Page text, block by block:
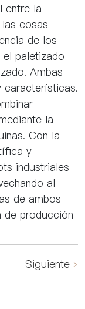
entre la
cosas
de los
paletizado
Ambas
características.
la
Con la
y
industriales
al
de ambos
de producción
Siguiente